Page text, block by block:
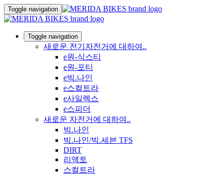
Toggle navigation
Toggle navigation
새로운 전기자전거에 대하여..
e원-식스티
e원-포티
e빅.나인
e스컬트라
e사일렉스
e스피더
새로운 자전거에 대하여..
빅.나인
빅.나인/빅.세븐 TFS
DIRT
리액토
스컬트라